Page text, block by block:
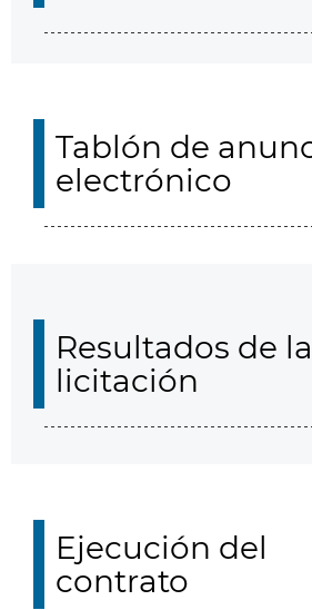
Tablón de
electrónico
Resultados de la
licitación
Ejecución del
contrato